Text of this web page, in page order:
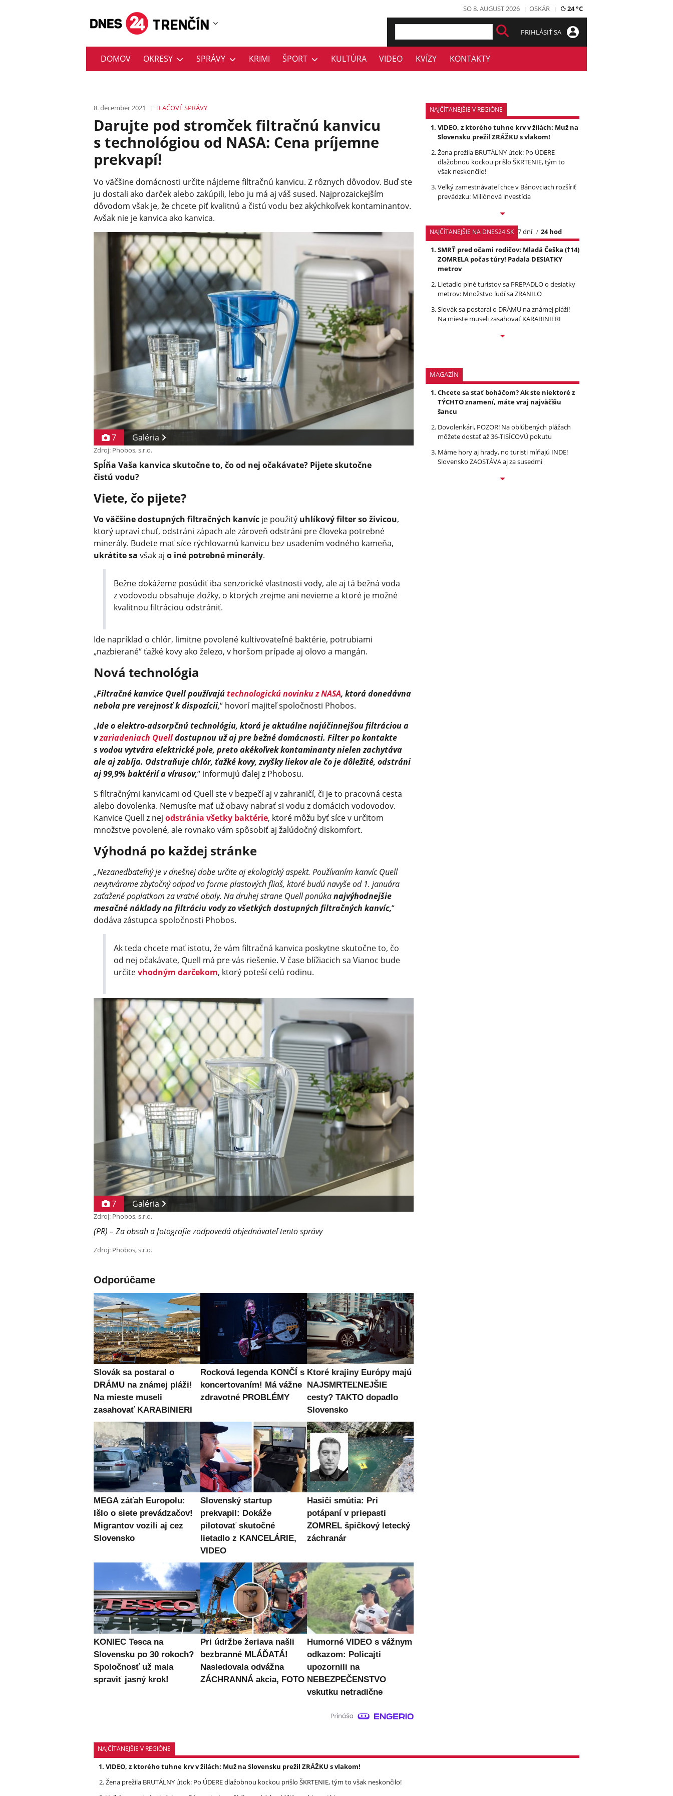
SO 8. AUGUST 2026 OSKÁR 24 °C
PRIHLÁSIŤ SA
DOMOV OKRESY SPRÁVY KRIMI ŠPORT KULTÚRA VIDEO KVÍZY KONTAKTY
8. december 2021 TLAČOVÉ SPRÁVY
Darujte pod stromček filtračnú kanvicu
s technológiou od NASA: Cena príjemne
prekvapí!
Vo väčšine domácnosti určite nájdeme filtračnú kanvicu. Z rôznych dôvodov. Buď ste
ju dostali ako darček alebo zakúpili, lebo ju má aj váš sused. Najprozaickejším
dôvodom však je, že chcete piť kvalitnú a čistú vodu bez akýchkoľvek kontaminantov.
Avšak nie je kanvica ako kanvica.
7 Galéria
Zdroj: Phobos, s.r.o.
Spĺňa Vaša kanvica skutočne to, čo od nej očakávate? Pijete skutočne
čistú vodu?
Viete, čo pijete?
Vo väčšine dostupných filtračných kanvíc je použitý uhlíkový filter so živicou,
ktorý upraví chuť, odstráni zápach ale zároveň odstráni pre človeka potrebné
minerály. Budete mať síce rýchlovarnú kanvicu bez usadením vodného kameňa,
ukrátite sa však aj o iné potrebné minerály.
Bežne dokážeme posúdiť iba senzorické vlastnosti vody, ale aj tá bežná voda
z vodovodu obsahuje zložky, o ktorých zrejme ani nevieme a ktoré je možné
kvalitnou filtráciou odstrániť.
Ide napríklad o chlór, limitne povolené kultivovateľné baktérie, potrubiami
„nazbierané“ ťažké kovy ako železo, v horšom prípade aj olovo a mangán.
Nová technológia
„Filtračné kanvice Quell používajútechnologickú novinku z NASA, ktorá donedávna
nebola pre verejnosť k dispozícii,“ hovorí majiteľ spoločnosti Phobos.
„Ide o elektro-adsorpčnú technológiu, ktorá je aktuálne najúčinnejšou filtráciou a
vzariadeniach Quelldostupnou už aj pre bežné domácnosti. Filter po kontakte
s vodou vytvára elektrické pole, preto akékoľvek kontaminanty nielen zachytáva
ale aj zabíja. Odstraňuje chlór, ťažké kovy, zvyšky liekov ale čo je dôležité, odstráni
aj 99,9% baktérií a vírusov,“ informujú ďalej z Phobosu.
S filtračnými kanvicami od Quell ste v bezpečí aj v zahraničí, či je to pracovná cesta
alebo dovolenka. Nemusíte mať už obavy nabrať si vodu z domácich vodovodov.
Kanvice Quell z nej odstránia všetky baktérie, ktoré môžu byť síce v určitom
množstve povolené, ale rovnako vám spôsobiť aj žalúdočný diskomfort.
Výhodná po každej stránke
„Nezanedbateľný je v dnešnej dobe určite aj ekologický aspekt. Používaním kanvíc Quell
nevytvárame zbytočný odpad vo forme plastových fliaš, ktoré budú navyše od 1. januára
zaťažené poplatkom za vratné obaly. Na druhej strane Quell ponúkanajvýhodnejšie
mesačné náklady na filtráciu vody zo všetkých dostupných filtračných kanvíc,“
dodáva zástupca spoločnosti Phobos.
Ak teda chcete mať istotu, že vám filtračná kanvica poskytne skutočne to, čo
od nej očakávate, Quell má pre vás riešenie. V čase blížiacich sa Vianoc bude
určitevhodným darčekom, ktorý poteší celú rodinu.
7 Galéria
Zdroj: Phobos, s.r.o.
(PR) – Za obsah a fotografie zodpovedá objednávateľ tento správy
Zdroj: Phobos, s.r.o.
Odporúčame
Slovák sa postaral o
DRÁMU na známej pláži!
Na mieste museli
zasahovať KARABINIERI
Rocková legenda KONČÍ s
koncertovaním! Má vážne
zdravotné PROBLÉMY
Ktoré krajiny Európy majú
NAJSMRTEĽNEJŠIE
cesty? TAKTO dopadlo
Slovensko
MEGA záťah Europolu:
Išlo o siete prevádzačov!
Migrantov vozili aj cez
Slovensko
Slovenský startup
prekvapil: Dokáže
pilotovať skutočné
lietadlo z KANCELÁRIE,
VIDEO
Hasiči smútia: Pri
potápaní v priepasti
ZOMREL špičkový letecký
záchranár
KONIEC Tesca na
Slovensku po 30 rokoch?
Spoločnosť už mala
spraviť jasný krok!
Pri údržbe žeriava našli
bezbranné MLÁĎATÁ!
Nasledovala odvážna
ZÁCHRANNÁ akcia, FOTO
Humorné VIDEO s vážnym
odkazom: Policajti
upozornili na
NEBEZPEČENSTVO
vskutku netradične
NAJČÍTANEJŠIE V REGIÓNE
VIDEO, z ktorého tuhne krv v žilách: Muž na
Slovensku prežil ZRÁŽKU s vlakom!
Žena prežila BRUTÁLNY útok: Po ÚDERE
dlažobnou kockou prišlo ŠKRTENIE, tým to
však neskončilo!
Veľký zamestnávateľ chce v Bánovciach rozšíriť
prevádzku: Miliónová investícia
NAJČÍTANEJŠIE NA DNES24.SK 7 dní
24 hod
SMRŤ pred očami rodičov: Mladá Češka (†14)
ZOMRELA počas túry! Padala DESIATKY
metrov
Lietadlo plné turistov sa PREPADLO o desiatky
metrov: Množstvo ľudí sa ZRANILO
Slovák sa postaral o DRÁMU na známej pláži!
Na mieste museli zasahovať KARABINIERI
MAGAZÍN
Chcete sa stať boháčom? Ak ste niektoré z
TÝCHTO znamení, máte vraj najväčšiu
šancu
Dovolenkári, POZOR! Na obľúbených plážach
môžete dostať až 36-TISÍCOVÚ pokutu
Máme hory aj hrady, no turisti míňajú INDE!
Slovensko ZAOSTÁVA aj za susedmi
NAJČÍTANEJŠIE V REGIÓNE
VIDEO, z ktorého tuhne krv v žilách: Muž na Slovensku prežil ZRÁŽKU s vlakom!
Žena prežila BRUTÁLNY útok: Po ÚDERE dlažobnou kockou prišlo ŠKRTENIE, tým to však neskončilo!